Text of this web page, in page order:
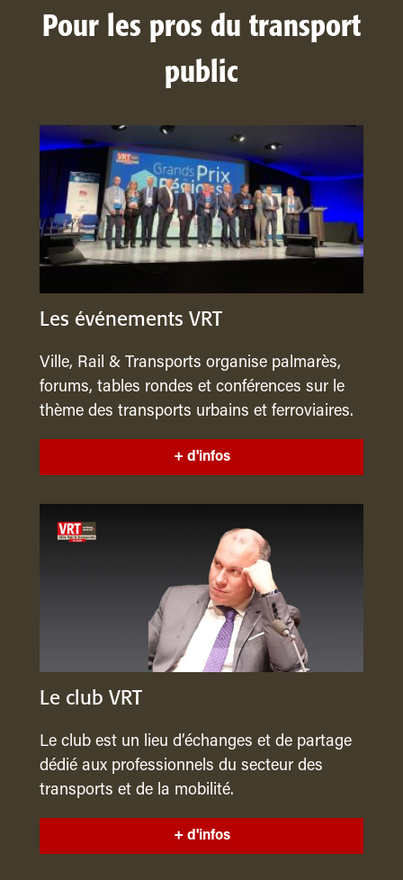
Pour les pros du transport
public
Les événements VRT
Ville, Rail & Transports organise palmarès,
forums, tables rondes et conférences sur le
thème des transports urbains et ferroviaires.
+ d'infos
Le club VRT
Le club est un lieu d’échanges et de partage
dédié aux professionnels du secteur des
transports et de la mobilité.
+ d'infos